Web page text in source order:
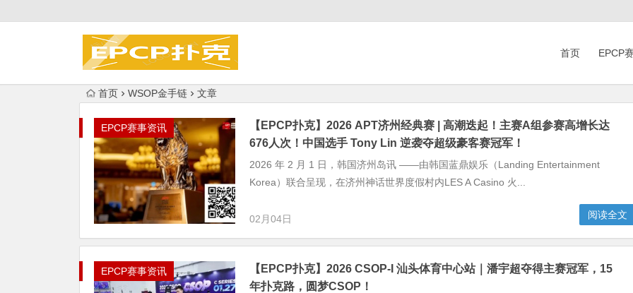
首页 EPCP
首页 WSOP金手链 文章
EPCP赛事资讯
【EPCP扑克】2026 APT济州经典赛 | 高潮迭起！主赛A组参赛高增长达
676人次！中国选手 Tony Lin 逆袭夺超级豪客赛冠军！
2026 年 2 月 1 日，韩国济州岛讯 ——由韩国蓝鼎娱乐（Landing Entertainment
Korea）联合呈现，在济州神话世界度假村内LES A Casino 火...
02月04日 阅读全文
EPCP赛事资讯
【EPCP扑克】2026 CSOP-I 汕头体育中心站｜潘宇超夺得主赛冠军，15
年扑克路，圆梦CSOP！